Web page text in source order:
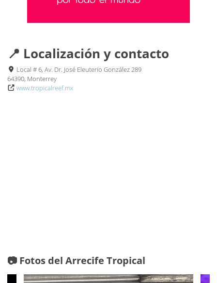
📍 Localización y contacto
Local # 6, Av. Dr. José Eleuterio González 289
64390, Monterrey
www.tropicalreef.mx
📷 Fotos del Arrecife Tropical